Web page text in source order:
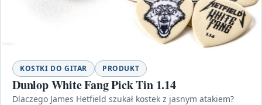
KOSTKI DO GITAR PRODUKT
Dunlop White Fang Pick Tin 1.14
Dlaczego James Hetfield szukał kostek z jasnym atakiem?